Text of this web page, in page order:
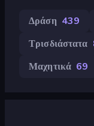
Δράση 439
Τρισδιάστατα
Μαχητικά 69